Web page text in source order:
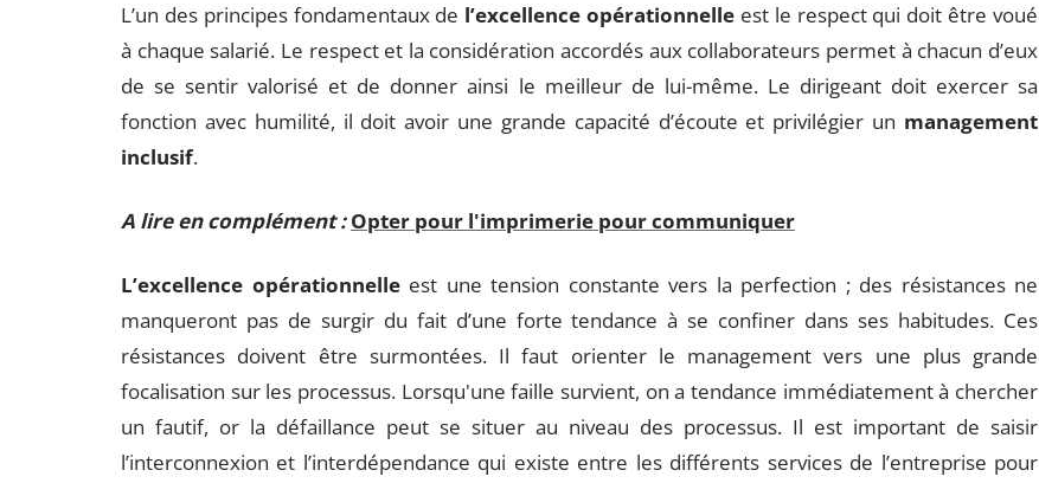
L’un des principes fondamentaux de l’excellence opérationnelle est le respect qui doit être voué
à chaque salarié. Le respect et la considération accordés aux collaborateurs permet à chacun d’eux
de se sentir valorisé et de donner ainsi le meilleur de lui-même. Le dirigeant doit exercer sa
fonction avec humilité, il doit avoir une grande capacité d’écoute et privilégier un management
inclusif.
A lire en complément : Opter pour l'imprimerie pour communiquer
L’excellence opérationnelleest une tension constante vers la perfection ; des résistances ne
manqueront pas de surgir du fait d’une forte tendance à se confiner dans ses habitudes. Ces
résistances doivent être surmontées. Il faut orienter le management vers une plus grande
focalisation sur les processus. Lorsqu'une faille survient, on a tendance immédiatement à chercher
un fautif, or la défaillance peut se situer au niveau des processus. Il est important de saisir
l’interconnexion et l’interdépendance qui existe entre les différents services de l’entreprise pour